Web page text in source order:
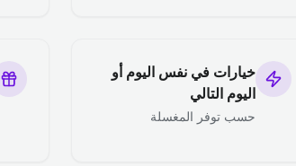
خيارات في نفس اليوم أو
اليوم التالي
حسب توفر المغسلة